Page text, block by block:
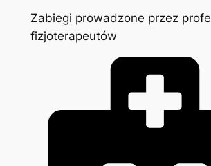
Zabiegi prowadzone przez
fizjoterapeutów